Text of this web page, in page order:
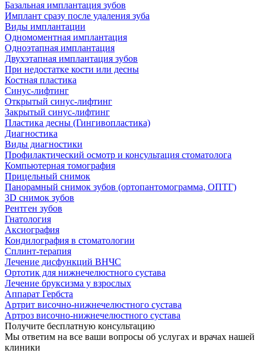
Базальная имплантация зубов
Имплант сразу после удаления зуба
Виды имплантации
Одномоментная имплантация
Одноэтапная имплантация
Двухэтапная имплантация зубов
При недостатке кости или десны
Костная пластика
Синус-лифтинг
Открытый синус-лифтинг
Закрытый синус-лифтинг
Пластика десны (Гингивопластика)
Диагностика
Виды диагностики
Профилактический осмотр и консультация стоматолога
Компьютерная томография
Прицельный снимок
Панорамный снимок зубов (ортопантомограмма, ОПТГ)
3D снимок зубов
Рентген зубов
Гнатология
Аксиография
Кондилография в стоматологии
Сплинт-терапия
Лечение дисфункций ВНЧС
Ортотик для нижнечелюстного сустава
Лечение бруксизма у взрослых
Аппарат Гербста
Артрит височно-нижнечелюстного сустава
Артроз височно-нижнечелюстного сустава
Получите бесплатную консультацию
Мы ответим на все ваши вопросы об услугах и врачах нашей
клиники